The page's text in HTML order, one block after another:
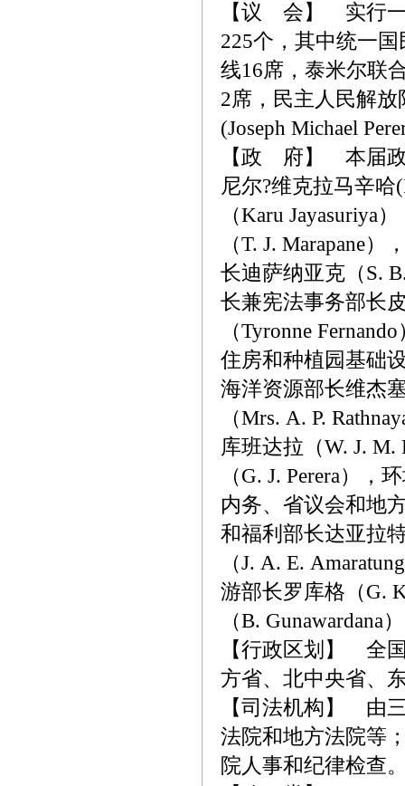
【议 会】 实行一
225个，其中统一
线16席，泰米尔联
2席，民主人民解放
(Joseph Michael
【政 府】 本届政
尼尔?维克拉马辛哈
（Karu Jayasuriya
（T. J. Marapane
长迪萨纳亚克（S.
长兼宪法事务部长
（Tyronne
住房和种植园基础
海洋资源部长维杰
（Mrs. A. P.
库班达拉（W. J.
（G. J. Perera），
内务、省议会和地
和福利部长达亚拉
（J. A. E.
游部长罗库格（G.
（B.
【行政区划】 全
方省、北中央省、
【司法机构】 由
法院和地方法院等
院人事和纪律检查